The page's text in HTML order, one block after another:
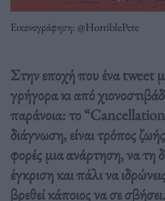
Εικονογράφηση: @HorriblePete
Στην εποχή που ένα tweet
γρήγορα κι από
παράνοια: το
διάγνωση, είναι τρόπος
φορές μια ανάρτηση, να τη
έγκριση και πάλι να
βρεθεί κάποιος να σε σβήσει.